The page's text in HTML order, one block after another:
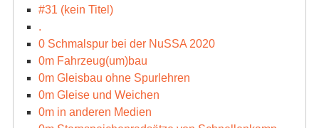
#31 (kein Titel)
.
0 Schmalspur bei der NuSSA 2020
0m Fahrzeug(um)bau
0m Gleisbau ohne Spurlehren
0m Gleise und Weichen
0m in anderen Medien